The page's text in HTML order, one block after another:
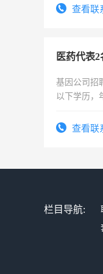
太太等。
查看联
医药代表2
基因公司招
以下学历，
表或者有医
查看联
栏目导航: